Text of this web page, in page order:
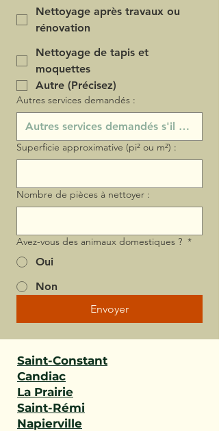
Nettoyage après travaux ou
rénovation
Nettoyage de tapis et
moquettes
Autre (Précisez)
Autres services demandés :
Superficie approximative (pi² ou m²) :
Nombre de pièces à nettoyer :
Avez-vous des animaux domestiques ? *
Oui
Non
Envoyer
Saint-Constant
Candiac
La Prairie
Saint-Rémi
Napierville